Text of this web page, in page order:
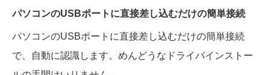
パソコンのUSBポートに直接差し込むだけの簡単接続
パソコンのUSBポートに直接差し込むだけの簡単接続
で、自動に認識します。めんどうなドライバインストー